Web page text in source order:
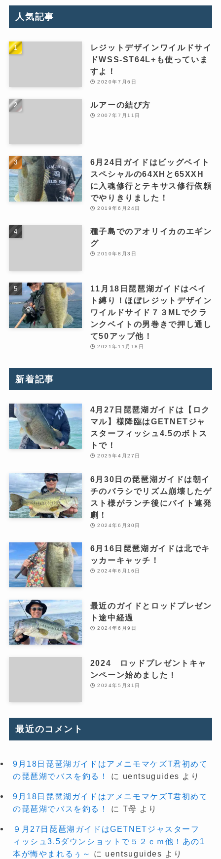
人気記事
レジットデザインワイルドサイ
ドWSS-ST64L+も使っていま
すよ！
2020年7月6日
ルアーの結び方
2007年7月11日
6月24日ガイドはビッグベイト
スペシャルの64XHと65XXH
に入魂修行とテキサス修行依頼
でやりきりました！
2019年6月24日
種子島でのアオリイカのエギン
グ
2010年8月3日
11月18日琵琶湖ガイドはベイ
ト縛り！ほぼレジットデザイン
ワイルドサイド７３MLでクラ
ンクベイトの男巻きで押し通し
て50アップ他！
2021年11月18日
新着記事
4月27日琵琶湖ガイドは【ロク
マル】様降臨はGETNETジャ
スターフィッシュ4.5のボトス
トで！
2025年4月27日
6月30日の琵琶湖ガイドは朝イ
チのバラシでリズム崩壊したゲ
スト様がランチ後にバイト連発
劇！
2024年6月30日
6月16日琵琶湖ガイドは北でキ
ッカーキャッチ！
2024年6月16日
最近のガイドとロッドプレゼン
ト途中経過
2024年6月9日
2024 ロッドプレゼントキャ
ンペーン始めました！
2024年5月31日
最近のコメント
9月18日琵琶湖ガイドはアメニモマケズT君初めて
の琵琶湖でバスを釣る！
に uentsuguides より
9月18日琵琶湖ガイドはアメニモマケズT君初めて
の琵琶湖でバスを釣る！
に T母 より
９月27日琵琶湖ガイドはGETNETジャスターフ
ィッシュ3.5ダウンショットで５２ｃｍ他！あの1
本が悔やまれるぅ～
に uentsuguides より